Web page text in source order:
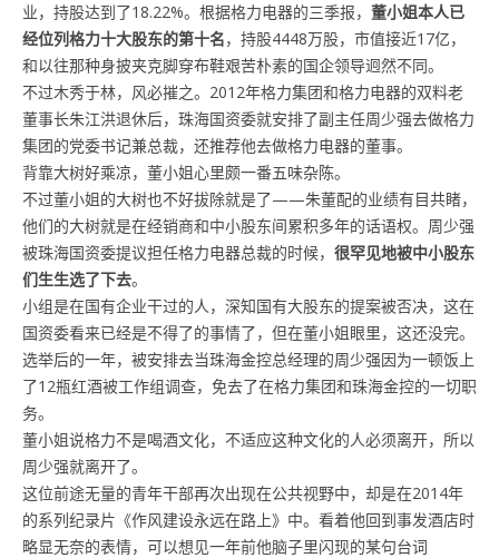
业，持股达到了18.22%。根据格力电器的三季报， 董小姐本人已
经位列格力十大股东的第十名，持股4448万股，市值接近17亿，
和以往那种身披夹克脚穿布鞋艰苦朴素的国企领导迥然不同。
不过木秀于林，风必摧之。2012年格力集团和格力电器的双料老
董事长朱江洪退休后，珠海国资委就安排了副主任周少强去做格力
集团的党委书记兼总裁，还推荐他去做格力电器的董事。
背靠大树好乘凉，董小姐心里颇一番五味杂陈。
不过董小姐的大树也不好拔除就是了——朱董配的业绩有目共睹，
他们的大树就是在经销商和中小股东间累积多年的话语权。周少强
被珠海国资委提议担任格力电器总裁的时候， 很罕见地被中小股东
们生生选了下去。
小组是在国有企业干过的人，深知国有大股东的提案被否决，这在
国资委看来已经是不得了的事情了，但在董小姐眼里，这还没完。
选举后的一年，被安排去当珠海金控总经理的周少强因为一顿饭上
了12瓶红酒被工作组调查，免去了在格力集团和珠海金控的一切职
务。
董小姐说格力不是喝酒文化，不适应这种文化的人必须离开，所以
周少强就离开了。
这位前途无量的青年干部再次出现在公共视野中，却是在2014年
的系列纪录片《作风建设永远在路上》中。看着他回到事发酒店时
略显无奈的表情，可以想见一年前他脑子里闪现的某句台词